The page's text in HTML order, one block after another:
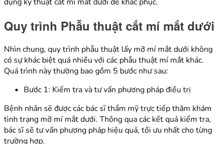
Quy trình Phẫu thuật cắt mí mắt dưới
Nhìn chung, quy trình phẫu thuật lấy mỡ mí mắt dưới không
có sự khác biệt quá nhiều với các phẫu thuật mí mắt khác.
Quá trình này thường bao gồm 5 bước như sau:
Bước 1: Kiểm tra và tư vấn phương pháp điều trị
Bệnh nhân sẽ được các bác sĩ thẩm mỹ trực tiếp thăm khám
tình trạng mỡ mí mắt dưới. Thông qua các kết quả kiểm tra,
bác sĩ sẽ tư vấn phương pháp hiệu quả, tối ưu nhất cho từng
trường hợp.